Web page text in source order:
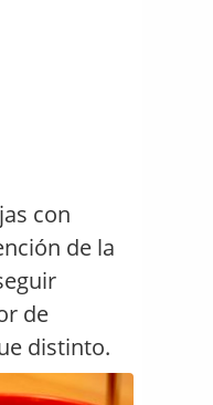
con
de la
de
distinto.